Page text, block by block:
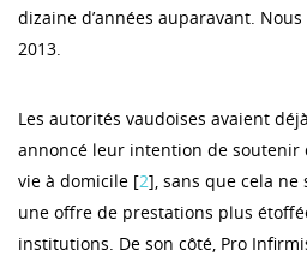
dizaine d’années auparavant.
2013.
Les autorités vaudoises avaient
annoncé leur intention de soutenir
vie à domicile [2], sans que cela ne
une offre de prestations plus
institutions. De son côté, Pro